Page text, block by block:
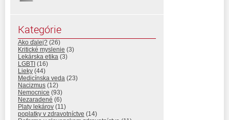
Kategórie
Ako ďalej? (26)
Kritické myslenie (3)
Lekárska etika (3)
LGBTI (16)
Lieky (44)
Medicínska veda (23)
Nacizmus (12)
Nemocnice (93)
Nezaradené (6)
Platy lekárov (11)
poplatky v zdravotníctve (14)